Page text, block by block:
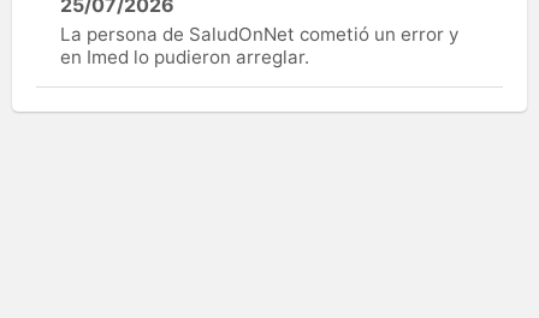
La persona de SaludOnNet cometió un error y
en Imed lo pudieron arreglar.